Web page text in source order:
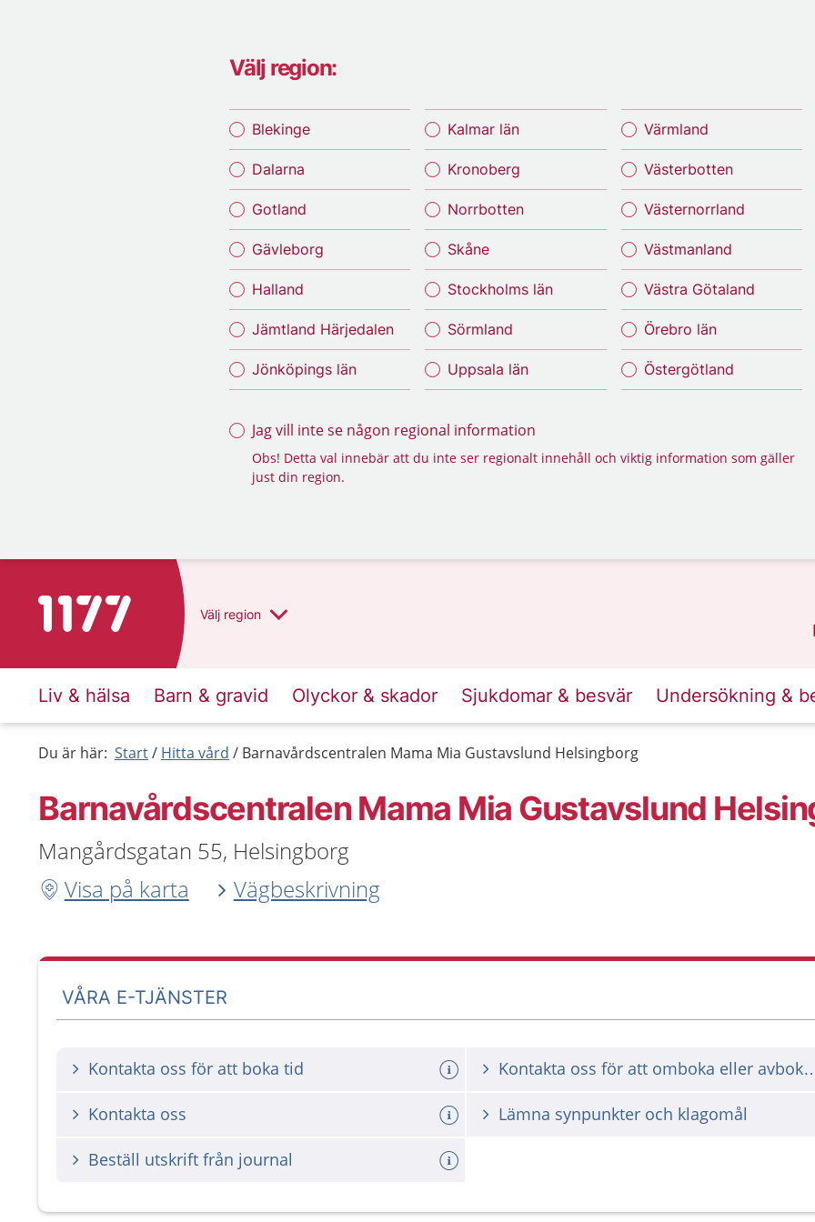
Välj region:
Blekinge
Dalarna
Gotland
Gävleborg
Halland
Jämtland Härjedalen
Jönköpings län
Kalmar län
Kronoberg
Norrbotten
Skåne
Stockholms län
Sörmland
Uppsala län
Värmland
Västerbotten
Västernorrland
Västmanland
Västra Götaland
Örebro län
Östergötland
Jag vill inte se någon regional information
Obs! Detta val innebär att du inte ser regionalt innehåll och viktig information som gäller
just din region.
Till startsidan för 1177 Välj region
Liv & hälsa Barn & gravid Olyckor & skador Sjukdomar & besvär Undersökning &
Du är här: Start Hitta vård Barnavårdscentralen Mama Mia Gustavslund Helsingborg
Barnavårdscentralen Mama Mia Gustavslund
Mangårdsgatan 55, Helsingborg
Visa på karta
Vägbeskrivning
VÅRA E-TJÄNSTER
Kontakta oss för att boka tid Kontakta oss för
Kontakta oss Lämna synpunkter och klagomål
Beställ utskrift från journal